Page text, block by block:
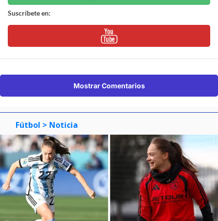
Suscríbete en:
Mostrar Comentarios
Fútbol > Noticia